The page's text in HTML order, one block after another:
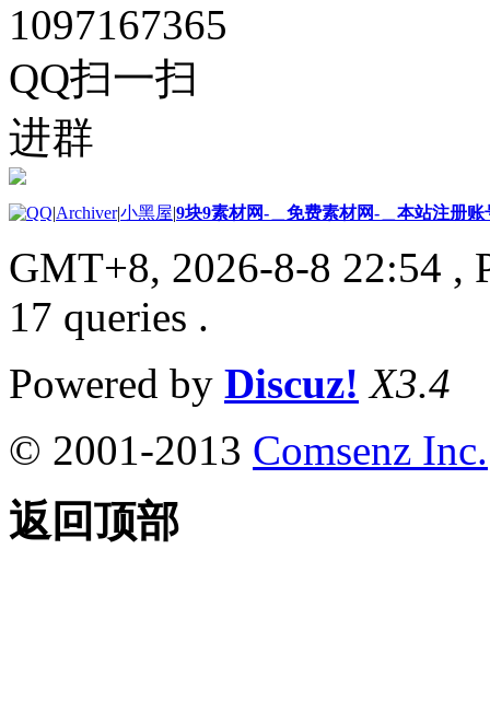
1097167365
QQ扫一扫
进群
|Archiver|小黑屋|9块9素材网-＿免费素材网-＿本站注册账
GMT+8, 2026-8-8 22:54 ,
17 queries .
Powered by Discuz! X3.4
© 2001-2013 Comsenz Inc.
返回顶部